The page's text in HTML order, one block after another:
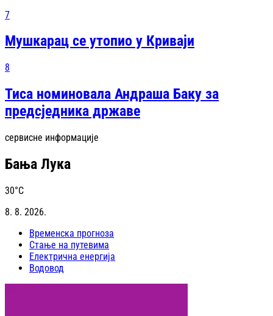
7
Мушкарац се утопио у Криваји
8
Тиса номиновала Андраша Баку за
предсједника државе
сервисне информације
Бања Лука
30°C
8. 8. 2026.
Временска прогноза
Стање на путевима
Електрична енергија
Водовод